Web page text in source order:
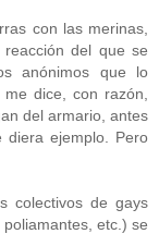
con las merinas,
del que se
anónimos que lo
dice, con razón,
del armario, antes
diera ejemplo. Pero
colectivos de gays
etc.) se